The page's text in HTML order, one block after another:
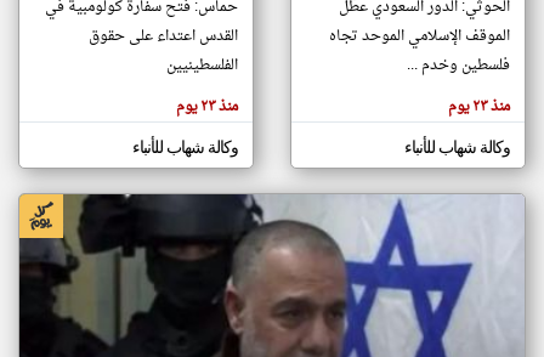
مصادر الأخبار من فلسطين
اخبار فلسطين على مدار الساعة
أهم اخبار فلسطين العاجلة والمباشرة
المقالات
الموجوده
هنا عن
وجهة
كاتبيها.
الحوثي: الدور السعودي عطّل
الموقف الإسلامي الموحد تجاه
فلسطين وخدم ...
منذ ٢٣ يوم
وكالة شهاب للأنباء
حماس: فتح سفارة كولومبية في
القدس اعتداء على حقوق
الفلسطينيين
منذ ٢٣ يوم
وكالة شهاب للأنباء
klyoum.com